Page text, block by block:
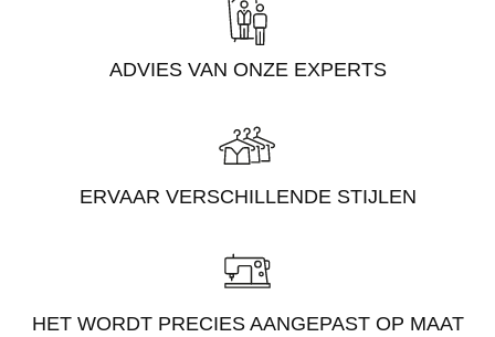
ADVIES VAN ONZE EXPERTS
ERVAAR VERSCHILLENDE STIJLEN
HET WORDT PRECIES AANGEPAST OP MAAT